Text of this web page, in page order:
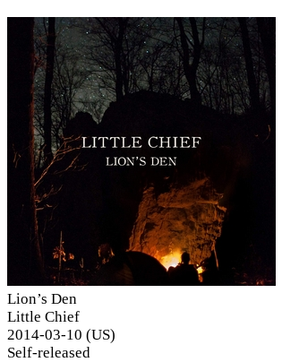
Lion’s Den
Little Chief
2014-03-10 (US)
Self-released